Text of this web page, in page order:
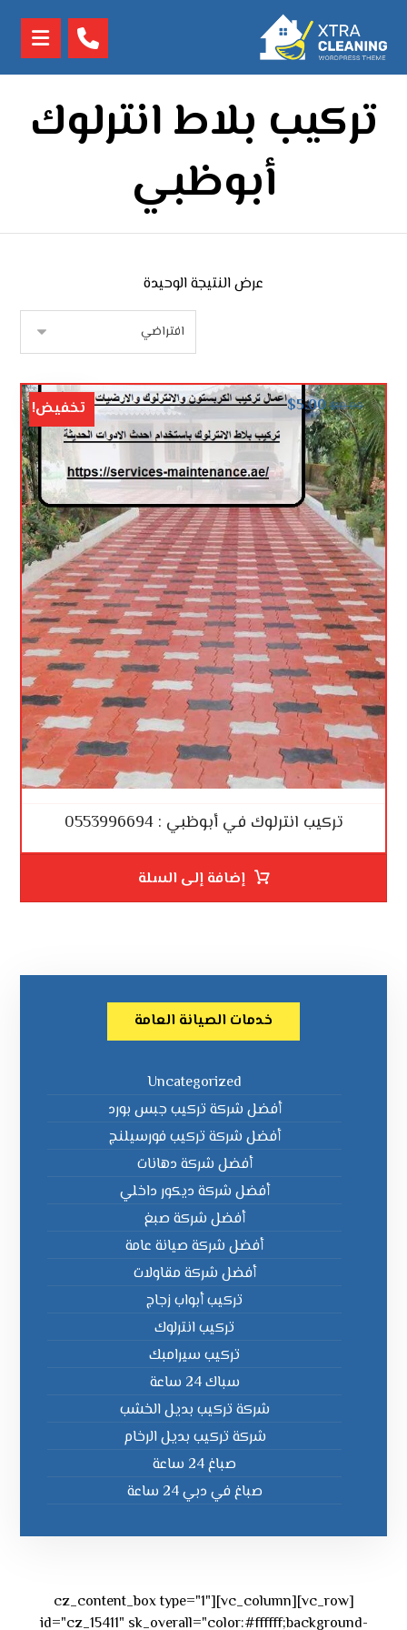
تركيب بلاط انترلوك
أبوظبي
عرض النتيجة الوحيدة
تركيب انترلوك في أبوظبي : 0553996694
$10.00
$5.00 تخفيض!
إضافة إلى السلة
خدمات الصيانة العامة
Uncategorized
أفضل شركة تركيب جبس بورد
أفضل شركة تركيب فورسيلنج
أفضل شركة دهانات
أفضل شركة ديكور داخلي
أفضل شركة صبغ
أفضل شركة صيانة عامة
أفضل شركة مقاولات
تركيب أبواب زجاج
تركيب انترلوك
تركيب سيرامبك
سباك 24 ساعة
شركة تركيب بديل الخشب
شركة تركيب بديل الرخام
صباغ 24 ساعة
صباغ في دبي 24 ساعة
[vc_row][vc_column][cz_content_box type="1"
id="cz_15411" sk_overall="color:#ffffff;background-